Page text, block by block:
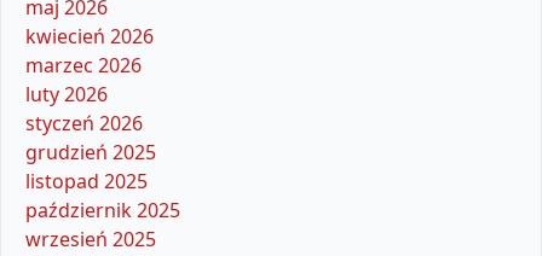
maj 2026
kwiecień 2026
marzec 2026
luty 2026
styczeń 2026
grudzień 2025
listopad 2025
październik 2025
wrzesień 2025